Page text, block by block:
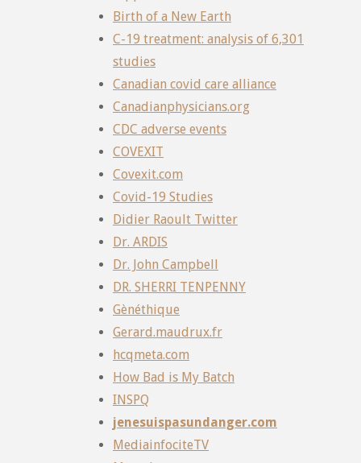
Birth of a New Earth
C-19 treatment: analysis of 6,301
studies
Canadian covid care alliance
Canadianphysicians.org
CDC adverse events
COVEXIT
Covexit.com
Covid-19 Studies
Didier Raoult Twitter
Dr. ARDIS
Dr. John Campbell
DR. SHERRI TENPENNY
Gènéthique
Gerard.maudrux.fr
hcqmeta.com
How Bad is My Batch
INSPQ
jenesuispasundanger.com
MediainfociteTV